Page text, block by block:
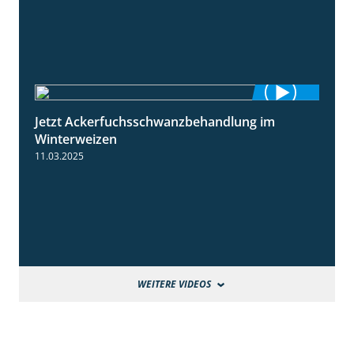
1:10
Jetzt Ackerfuchsschwanzbehandlung im
Winterweizen
11.03.2025
WEITERE VIDEOS